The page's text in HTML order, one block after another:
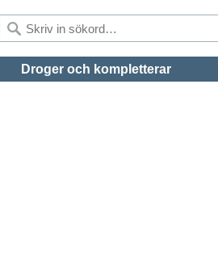
Droger och kompletterar